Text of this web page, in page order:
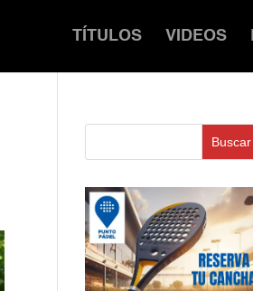
TÍTULOS VIDEOS
Buscar